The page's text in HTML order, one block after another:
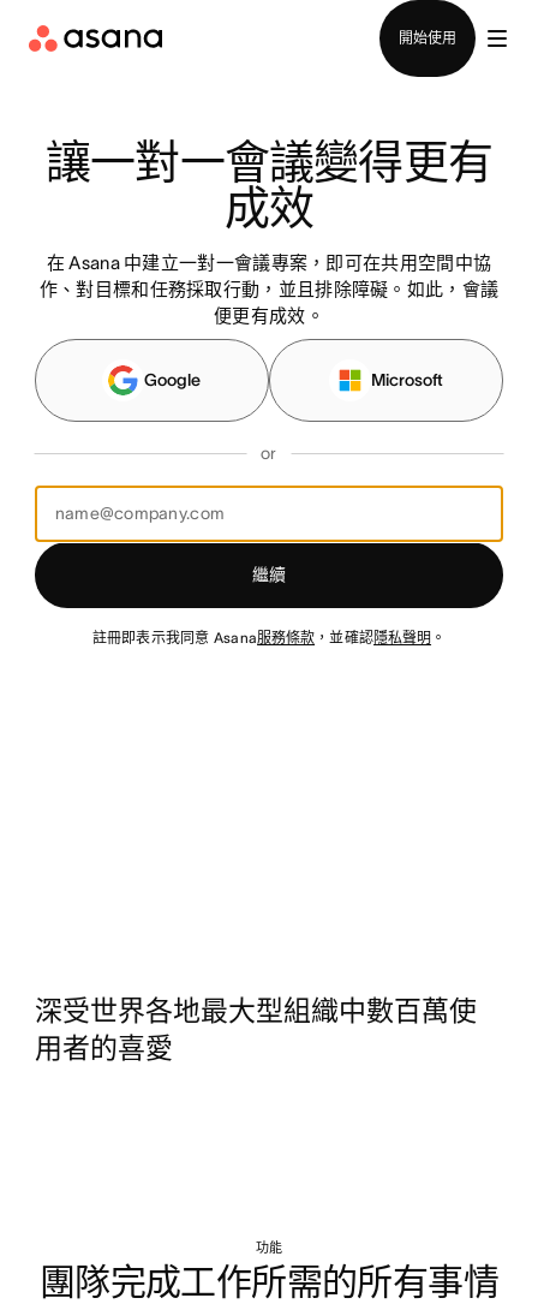
開始使用
讓一對一會議變得更有
成效
在 Asana 中建立一對一會議專案，即可在共用空間中協
作、對目標和任務採取行動，並且排除障礙。如此，會議
便更有成效。
Google Microsoft
or
繼續
註冊即表示我同意 Asana服務條款 ，並確認隱私聲明 。
深受世界各地最大型組織中數百萬使
用者的喜愛
功能
團隊完成工作所需的所有事情